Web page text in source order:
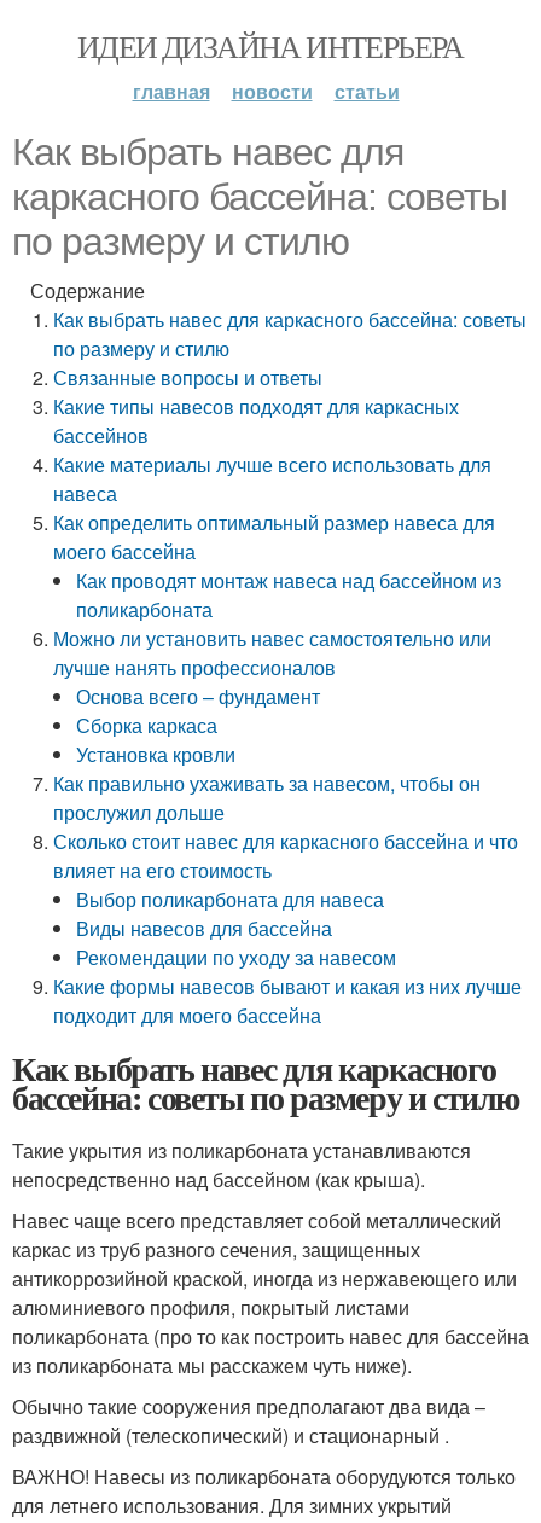
ИДЕИ ДИЗАЙНА ИНТЕРЬЕРА
главная новости статьи
Как выбрать навес для
каркасного бассейна: советы
по размеру и стилю
Содержание
Как выбрать навес для каркасного бассейна: советы
по размеру и стилю
Связанные вопросы и ответы
Какие типы навесов подходят для каркасных
бассейнов
Какие материалы лучше всего использовать для
навеса
Как определить оптимальный размер навеса для
моего бассейна
Как проводят монтаж навеса над бассейном из
поликарбоната
Можно ли установить навес самостоятельно или
лучше нанять профессионалов
Основа всего – фундамент
Сборка каркаса
Установка кровли
Как правильно ухаживать за навесом, чтобы он
прослужил дольше
Сколько стоит навес для каркасного бассейна и что
влияет на его стоимость
Выбор поликарбоната для навеса
Виды навесов для бассейна
Рекомендации по уходу за навесом
Какие формы навесов бывают и какая из них лучше
подходит для моего бассейна
Как выбрать навес для каркасного
бассейна: советы по размеру и стилю
Такие укрытия из поликарбоната устанавливаются
непосредственно над бассейном (как крыша).
Навес чаще всего представляет собой металлический
каркас из труб разного сечения, защищенных
антикоррозийной краской, иногда из нержавеющего или
алюминиевого профиля, покрытый листами
поликарбоната (про то как построить навес для бассейна
из поликарбоната мы расскажем чуть ниже).
Обычно такие сооружения предполагают два вида –
раздвижной (телескопический) и стационарный .
ВАЖНО! Навесы из поликарбоната оборудуются только
для летнего использования. Для зимних укрытий